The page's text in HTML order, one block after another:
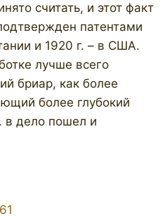
считать, и этот факт
патентами
и 1920 г. – в США.
лучше всего
бриар, как более
более глубокий
в дело пошел и